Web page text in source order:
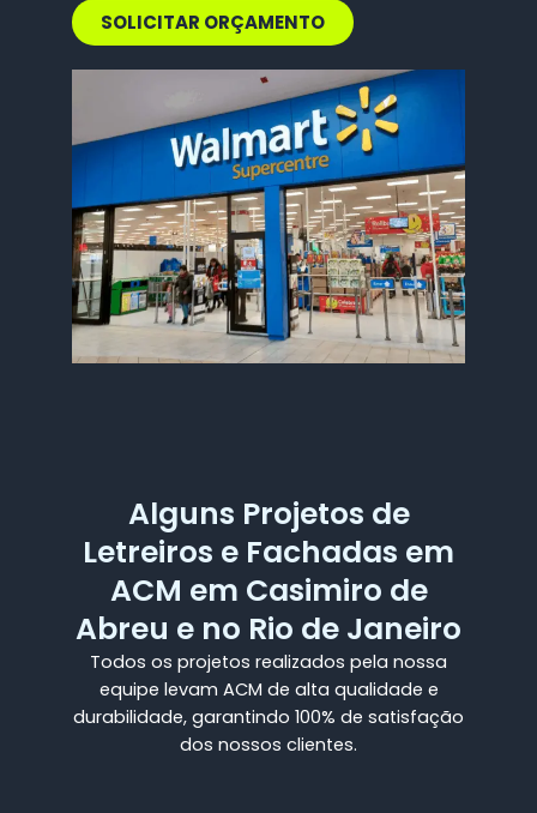
SOLICITAR ORÇAMENTO
Alguns Projetos de
Letreiros e Fachadas em
ACM em Casimiro de
Abreu e no Rio de Janeiro
Todos os projetos realizados pela nossa
equipe levam ACM de alta qualidade e
durabilidade, garantindo 100% de satisfação
dos nossos clientes.